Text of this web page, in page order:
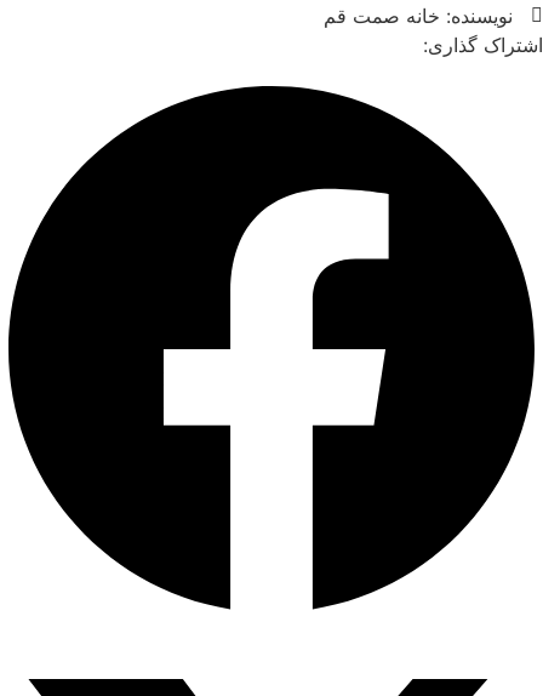
نویسنده: خانه صمت قم
اشتراک گذاری: